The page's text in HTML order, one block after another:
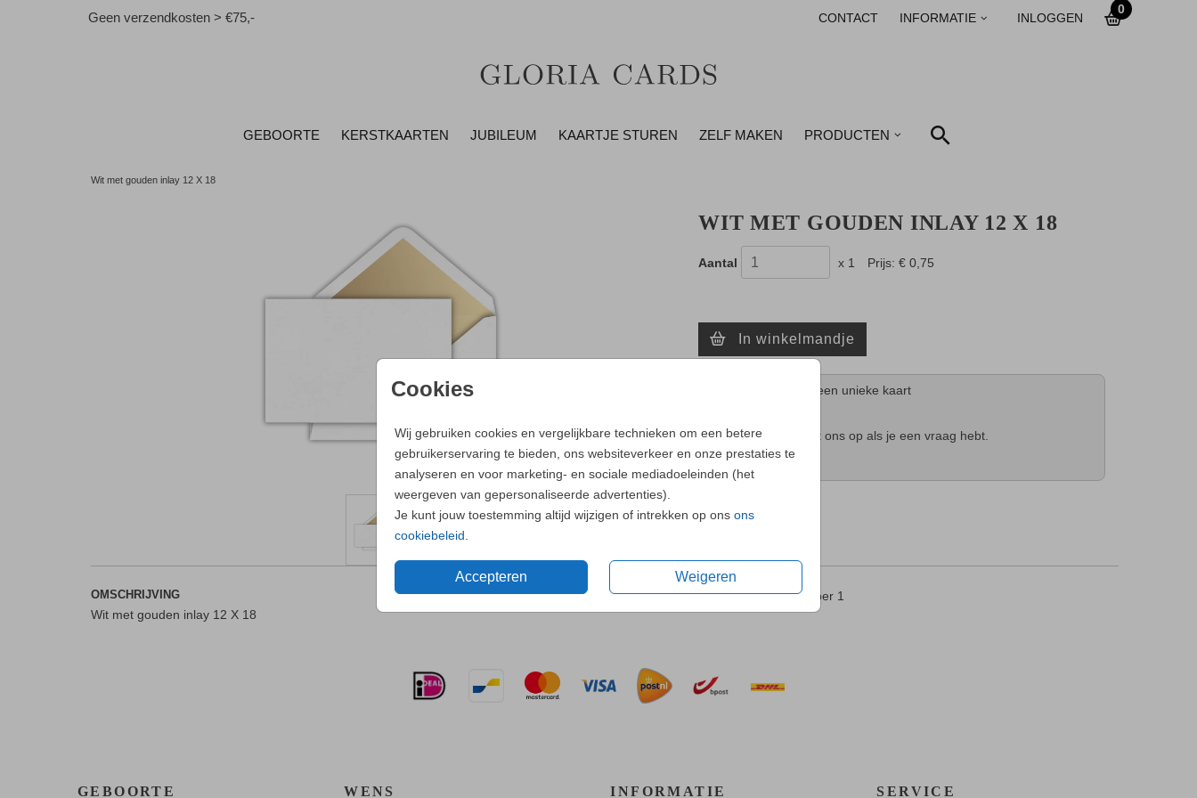
Geen verzendkosten > €75,- CONTACT INFORMATIE INLOGGEN
0
GEBOORTE KERSTKAARTEN JUBILEUM KAARTJE STUREN ZELF MAKEN PRODUCTEN
Cookies
Wij gebruiken cookies en vergelijkbare technieken om een betere
gebruikerservaring te bieden, ons websiteverkeer en onze prestaties te
analyseren en voor marketing- en sociale mediadoeleinden (het
weergeven van gepersonaliseerde advertenties).
Je kunt jouw toestemming altijd wijzigen of intrekken op ons ons
cookiebeleid
Accepteren Weigeren
Wit met gouden inlay 12 X 18
WIT MET GOUDEN INLAY 12 X 18
Aantal x 1 Prijs:€ 0,75
In winkelmandje
- Zo maak je altijd een unieke kaart
Neemcontact met ons op als je een vraag hebt.
OMSCHRIJVING
Wit met gouden inlay 12 X 18
Prijs:€ 0,75 per 1
GEBOORTE WENS INFORMATIE SERVICE